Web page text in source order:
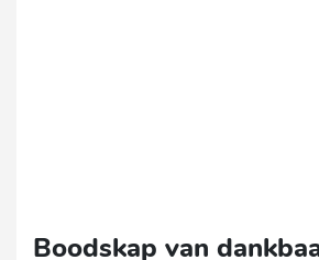
Boodskap van